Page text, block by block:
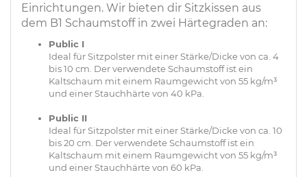
Einrichtungen. Wir bieten dir Sitzkissen aus
dem B1 Schaumstoff in zwei Härtegraden an:
Public I
Ideal für Sitzpolster mit einer Stärke/Dicke von ca. 4
bis 10 cm. Der verwendete Schaumstoff ist ein
Kaltschaum mit einem Raumgewicht von 55 kg/m³
und einer Stauchhärte von 40 kPa.
Public II
Ideal für Sitzpolster mit einer Stärke/Dicke von ca. 10
bis 20 cm. Der verwendete Schaumstoff ist ein
Kaltschaum mit einem Raumgewicht von 55 kg/m³
und einer Stauchhärte von 60 kPa.